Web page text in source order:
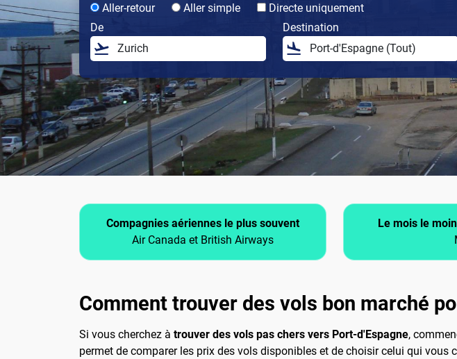
Aller-retour Aller simple
Directe uniquement
De
Destination
Compagnies aériennes le plus souvent
Air Canada et British Airways
Le mois le
Comment trouver des vols bon marché
Si vous cherchez à trouver des vols pas chers vers Port-d'Espagne,
permet de comparer les prix des vols disponibles et de choisir celui qui